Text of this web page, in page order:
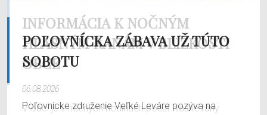
POĽOVNÍCKA ZÁBAVA UŽ TÚTO
SOBOTU
06.08.2026
Poľovnícke združenie Veľké Leváre pozýva na